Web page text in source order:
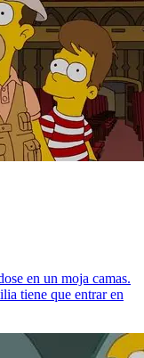
en un moja camas.
tiene que entrar en